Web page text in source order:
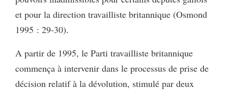
et pour la direction travailliste britannique (Osmond
1995 : 29-30).
A partir de 1995, le Parti travailliste britannique
commença à intervenir dans le processus de prise de
décision relatif à la dévolution, stimulé par deux